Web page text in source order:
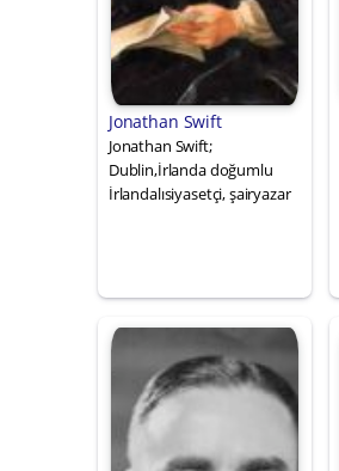
Jonathan Swift
Jonathan Swift;
Dublin,İrlanda doğumlu
İrlandalısiyasetçi, şairyazar